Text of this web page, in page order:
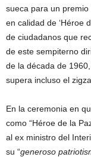
sueca para un
en calidad de ‘Héroe
de ciudadanos que
de este sempiterno
de la década de
supera incluso el
En la ceremonia en
como “Héroe de la
al ex ministro del
su “generoso